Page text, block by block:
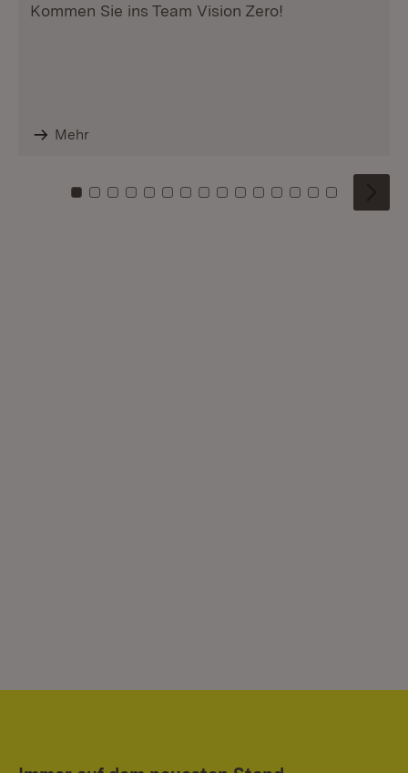
Kommen Sie ins Team Vision Zero!
Mehr
Zu Kachel: 0
Zu Kachel: 1
Zu Kachel: 2
Zu Kachel: 3
Zu Kachel: 4
Zu Kachel: 5
Zu Kachel: 6
Zu Kachel: 7
Zu Kachel: 8
Zu Kachel: 9
Zu Kachel: 10
Zu Kachel: 11
Zu Kachel: 12
Zu Kachel:
Zu